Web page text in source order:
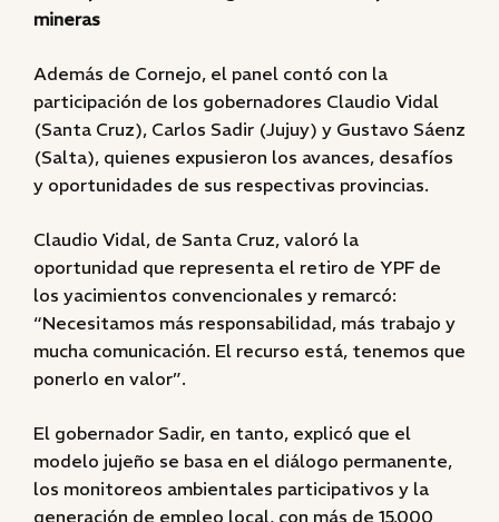
mineras
Además de Cornejo, el panel contó con la
participación de los gobernadores Claudio Vidal
(Santa Cruz), Carlos Sadir (Jujuy) y Gustavo Sáenz
(Salta), quienes expusieron los avances, desafíos
y oportunidades de sus respectivas provincias.
Claudio Vidal, de Santa Cruz, valoró la
oportunidad que representa el retiro de YPF de
los yacimientos convencionales y remarcó:
“Necesitamos más responsabilidad, más trabajo y
mucha comunicación. El recurso está, tenemos que
ponerlo en valor”.
El gobernador Sadir, en tanto, explicó que el
modelo jujeño se basa en el diálogo permanente,
los monitoreos ambientales participativos y la
generación de empleo local, con más de 15.000